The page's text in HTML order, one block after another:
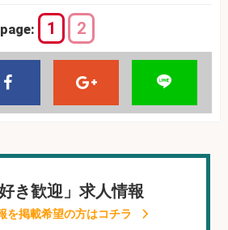
page: 1 2
好き歓迎」求人情報
を掲載希望の方はコチラ